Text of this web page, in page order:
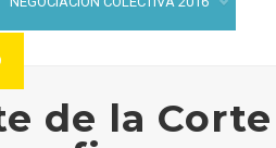
de la Corte